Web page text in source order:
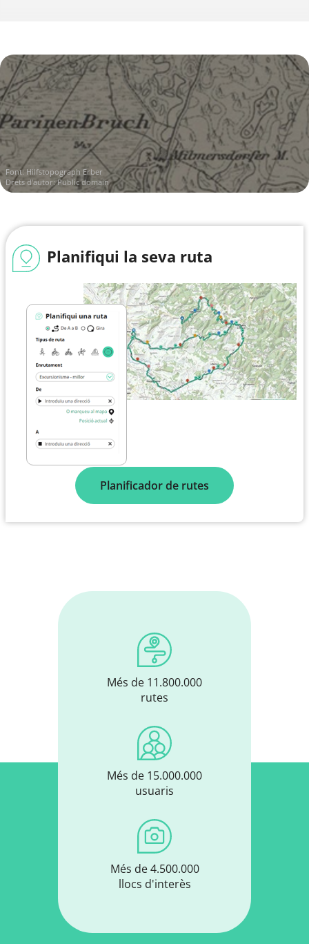
Font: Hilfstopograph Erber
Drets d'autor: Public domain
Planifiqui la seva ruta
Planificador de rutes
Més de 11.800.000
rutes
Més de 15.000.000
usuaris
Més de 4.500.000
llocs d'interès